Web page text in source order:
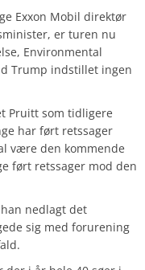
Exxon Mobil direktør
er turen nu
Environmental
Trump indstillet ingen
Pruitt som tidligere
har ført retssager
være den kommende
ført retssager mod den
nedlagt det
sig med forurening